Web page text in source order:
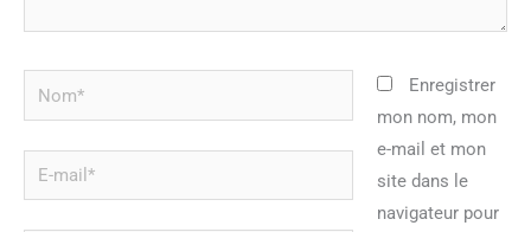
Nom*
mail*
Enregistrer
mon nom, mon
e-mail et mon
site dans le
navigateur pour